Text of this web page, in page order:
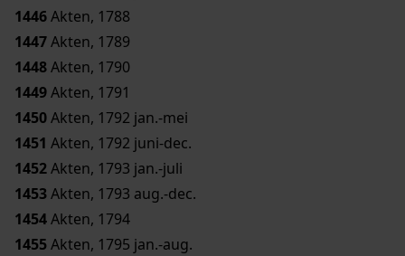
1446Akten, 1788
1447Akten, 1789
1448Akten, 1790
1449Akten, 1791
1450Akten, 1792 jan.-mei
1451 Akten, 1792 juni-dec.
1452Akten, 1793 jan.-juli
1453Akten, 1793 aug.-dec.
1454Akten, 1794
1455Akten, 1795 jan.-aug.